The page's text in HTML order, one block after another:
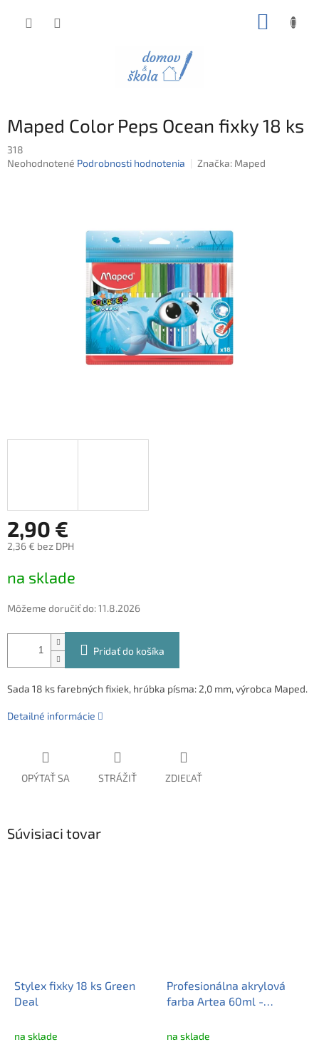
Maped Color Peps Ocean fixky 18 ks
318
Priemerné
Neohodnotené Podrobnosti hodnotenia Značka: Maped
2,90 €
2,36 € bez DPH
cena:
na sklade
Môžeme doručiť do:11.8.2026
Pridať do košíka
Sada 18 ks farebných fixiek, hrúbka písma: 2,0 mm, výrobca Maped.
Detailné informácie
OPÝTAŤ SA STRÁŽIŤ ZDIEĽAŤ
Súvisiaci tovar
Stylex fixky 18 ks Green
Deal
na sklade
Profesionálna akrylová
farba Artea 60ml -
Červená Tmavá, 83410930
na sklade